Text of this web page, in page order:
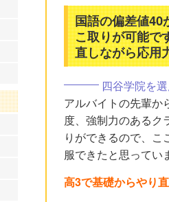
国語の偏差値40
こ取りが可能で
直しながら応用
四谷学院を
アルバイトの先輩か
度、強制力のあるク
りができるので、
服できたと思ってい
高3で基礎からやり